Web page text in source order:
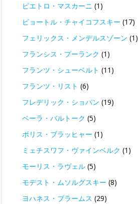
ピエトロ・マスカーニ (1)
ピョートル・チャイコフスキー (17)
フェリックス・メンデルスゾーン (1)
フランシス・プーランク (1)
フランツ・シューベルト (11)
フランツ・リスト (6)
フレデリック・ショパン (19)
ベーラ・バルトーク (5)
ボリス・ブラッヒャー (1)
ミェチスワフ・ヴァインベルク (1)
モーリス・ラヴェル (5)
モデスト・ムソルグスキー (8)
ヨハネス・ブラームス (29)